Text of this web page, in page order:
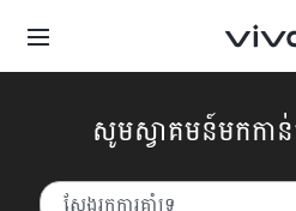
សូមស្វាគមន៍មកកា